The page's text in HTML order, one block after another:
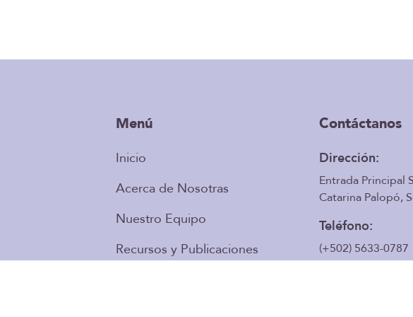
Menú
Inicio
Acerca de Nosotras
Nuestro Equipo
Recursos y Publicaciones
Contáctanos
Dirección:
Entrada Principal
Catarina Palopó,
Teléfono:
(+502) 5633-0787